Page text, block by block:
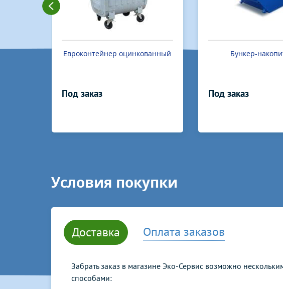
Бункер-накопитель
Под заказ
Мусорный бак
Под заказ
Условия покупки
Доставка Оплата заказов
Забрать заказ в магазине Эко-Сервис возможно
способами: